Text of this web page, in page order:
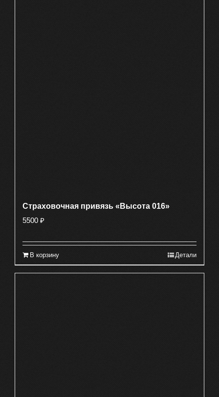
Страховочная привязь «Высота 016»
5500 ₽
В корзину Детали